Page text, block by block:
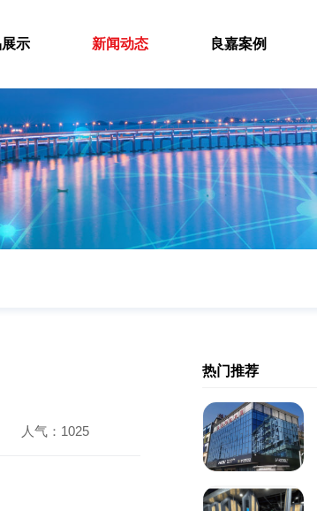
示 新闻动态 良嘉案例
人气： 1025
热门推荐